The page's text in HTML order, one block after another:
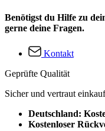
Benötigst du Hilfe zu
gerne deine Fragen.
Kontakt
Geprüfte Qualität
Sicher und vertraut
Deutschland:
Kostenloser